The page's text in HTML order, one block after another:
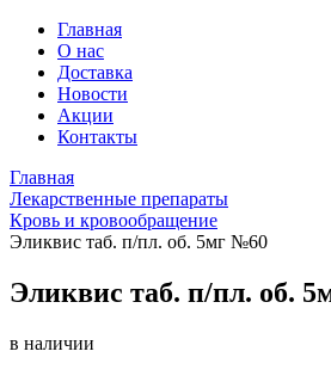
Главная
О нас
Доставка
Новости
Акции
Контакты
Главная
Лекарственные препараты
Кровь и кровообращение
Эликвис таб. п/пл. об. 5мг №60
Эликвис таб. п/пл. об.
в наличии